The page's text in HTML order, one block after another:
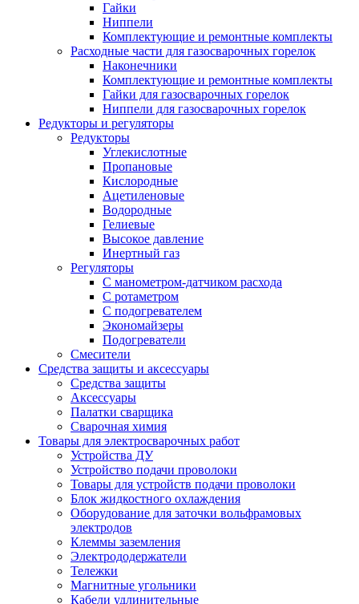
Гайки
Ниппели
Комплектующие и ремонтные комплекты
Расходные части для газосварочных горелок
Наконечники
Комплектующие и ремонтные комплекты
Гайки для газосварочных горелок
Ниппели для газосварочных горелок
Редукторы и регуляторы
Редукторы
Углекислотные
Пропановые
Кислородные
Ацетиленовые
Водородные
Гелиевые
Высокое давление
Инертный газ
Регуляторы
С манометром-датчиком расхода
С ротаметром
С подогревателем
Экономайзеры
Подогреватели
Смесители
Средства защиты и аксессуары
Средства защиты
Аксессуары
Палатки сварщика
Сварочная химия
Товары для электросварочных работ
Устройства ДУ
Устройство подачи проволоки
Товары для устройств подачи проволоки
Блок жидкостного охлаждения
Оборудование для заточки вольфрамовых
электродов
Клеммы заземления
Электрододержатели
Тележки
Магнитные угольники
Кабели удлинительные